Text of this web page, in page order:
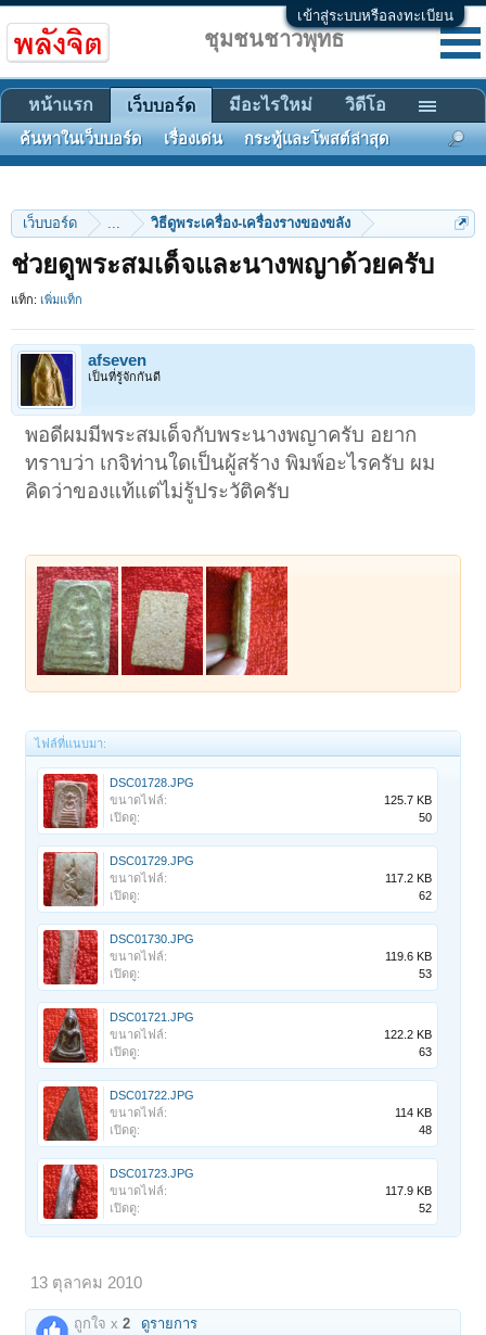
เข้าสู่ระบบหรือลงทะเบียน
เว็บบอร์ด ... วิธีดูพระเครื่อง-เครื่องรางของขลัง
ช่วยดูพระสมเด็จและนางพญาด้วยครับ
แท็ก: เพิ่มแท็ก
afseven
เป็นที่รู้จักกันดี
พอดีผมมีพระสมเด็จกับพระนางพญาครับ อยาก
ทราบว่า เกจิท่านใดเป็นผู้สร้าง พิมพ์อะไรครับ ผม
คิดว่าของแท้แต่ไม่รู้ประวัติครับ
ไฟล์ที่แนบมา:
DSC01728.JPG
ขนาดไฟล์:
125.7 KB
เปิดดู:
50
DSC01729.JPG
ขนาดไฟล์:
117.2 KB
เปิดดู:
62
DSC01730.JPG
ขนาดไฟล์:
119.6 KB
เปิดดู:
53
DSC01721.JPG
ขนาดไฟล์:
122.2 KB
เปิดดู:
63
DSC01722.JPG
ขนาดไฟล์:
114 KB
เปิดดู:
48
DSC01723.JPG
ขนาดไฟล์:
117.9 KB
เปิดดู:
52
13 ตุลาคม 2010
ถูกใจ x2 ดูรายการ
ชุมชนชาวพุทธ
หน้าแรก เว็บบอร์ด
ค้นหาในเว็บบอร์ด เรื่องเด่น กระทู้และโพสต์ล่าสุด
มีอะไรใหม่ วิดีโอ